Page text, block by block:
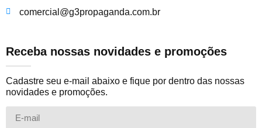
comercial@g3propaganda.com.br
Receba nossas novidades e promoções
Cadastre seu e-mail abaixo e fique por dentro das nossas
novidades e promoções.